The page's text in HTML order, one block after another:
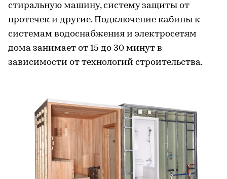
стиральную машину, систему защиты от
протечек и другие. Подключение кабины к
системам водоснабжения и электросетям
дома занимает от 15 до 30 минут в
зависимости от технологий строительства.